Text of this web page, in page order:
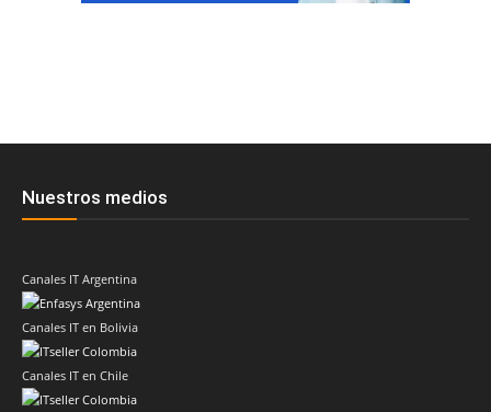
Nuestros medios
Canales IT Argentina
Canales IT en Bolivia
Canales IT en Chile